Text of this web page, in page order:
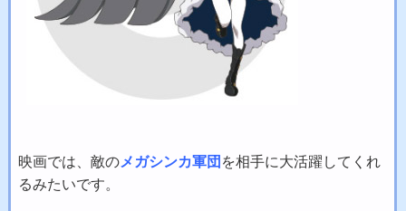
映画では、敵のメガシンカ軍団 を相手に大活躍してくれ
るみたいです。